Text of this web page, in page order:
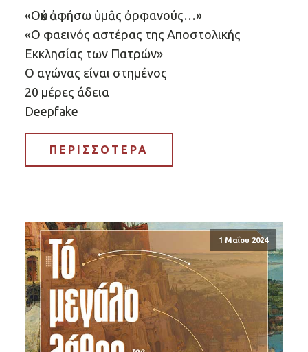
«Οὐκ ἀφήσω ὑμᾶς ὀρφανούς…»
«Ο φαεινός αστέρας της Αποστολικής
Εκκλησίας των Πατρών»
Ο αγώνας είναι στημένος
20 μέρες άδεια
Deepfake
ΠΕΡΙΣΣΟΤΕΡΑ
1 Μαΐου 2024